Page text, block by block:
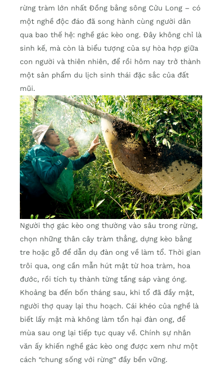
rừng tràm lớn nhất Đồng bằng sông Cửu Long – có
một nghề độc đáo đã song hành cùng người dân
qua bao thế hệ: nghề gác kèo ong. Đây không chỉ là
sinh kế, mà còn là biểu tượng của sự hòa hợp giữa
con người và thiên nhiên, để rồi hôm nay trở thành
một sản phẩm du lịch sinh thái đặc sắc của đất
mũi.
Người thợ gác kèo ong thường vào sâu trong rừng,
chọn những thân cây tràm thẳng, dựng kèo bằng
tre hoặc gỗ để dẫn dụ đàn ong về làm tổ. Thời gian
trôi qua, ong cần mẫn hút mật từ hoa tràm, hoa
đước, rồi tích tụ thành từng tầng sáp vàng óng.
Khoảng ba đến bốn tháng sau, khi tổ đã đầy mật,
người thợ quay lại thu hoạch. Cái khéo của nghề là
biết lấy mật mà không làm tổn hại đàn ong, để
mùa sau ong lại tiếp tục quay về. Chính sự nhân
văn ấy khiến nghề gác kèo ong được xem như một
cách “chung sống với rừng” đầy bền vững.